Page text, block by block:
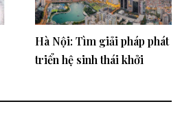
Hà Nội: Tìm giải pháp phát
triển hệ sinh thái khởi